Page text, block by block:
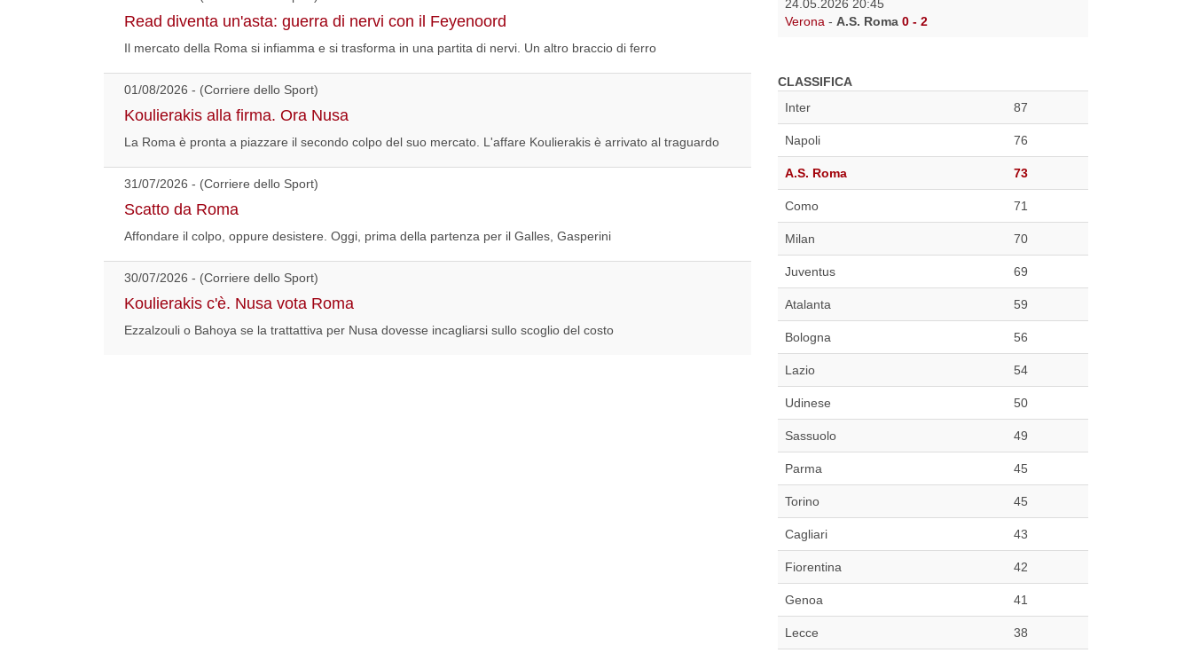
Read diventa un'asta: guerra di nervi con il Feyenoord
Il mercato della Roma si infiamma e si trasforma in una partita di nervi. Un altro braccio di ferro
01/08/2026 - (Corriere dello Sport)
Koulierakis alla firma. Ora Nusa
La Roma è pronta a piazzare il secondo colpo del suo mercato. L'affare Koulierakis è arrivato al traguardo
31/07/2026 - (Corriere dello Sport)
Scatto da Roma
Affondare il colpo, oppure desistere. Oggi, prima della partenza per il Galles, Gasperini
30/07/2026 - (Corriere dello Sport)
Koulierakis c'è. Nusa vota Roma
Ezzalzouli o Bahoya se la trattattiva per Nusa dovesse incagliarsi sullo scoglio del costo
24.05.2026 20:45
Verona - A.S. Roma 0 - 2
CLASSIFICA
Inter
87
Napoli 76
A.S. Roma 73
Como 71
Milan 70
Juventus 69
Atalanta 59
Bologna 56
Lazio 54
Udinese 50
Sassuolo 49
Parma 45
Torino 45
Cagliari 43
Fiorentina 42
Genoa 41
Lecce 38